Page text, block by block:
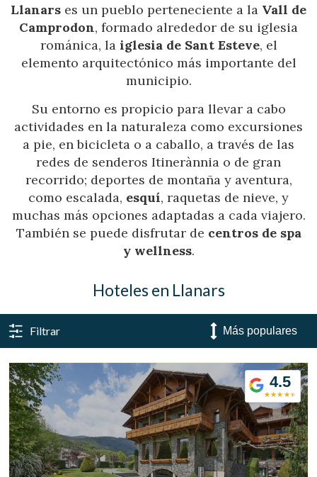
Llanars es un pueblo perteneciente a la Vall de
Camprodon, formado alrededor de su iglesia
románica, la iglesia de Sant Esteve, el
elemento arquitectónico más importante del
municipio.
Su entorno es propicio para llevar a cabo
actividades en la naturaleza como excursiones
a pie, en bicicleta o a caballo, a través de las
redes de senderos Itinerànnia o de gran
recorrido; deportes de montaña y aventura,
como escalada, esquí, raquetas de nieve, y
muchas más opciones adaptadas a cada viajero.
También se puede disfrutar de centros de spa
y wellness.
Hoteles en Llanars
Filtrar
4.5